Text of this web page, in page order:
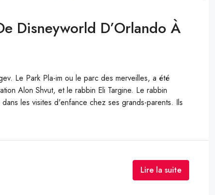
Disneyworld D’Orlando À
Le Park Pla-im ou le parc des merveilles, a été
Alon Shvut, et le rabbin Eli Targine. Le rabbin
les visites d'enfance chez ses grands-parents. Ils
Lire la suite